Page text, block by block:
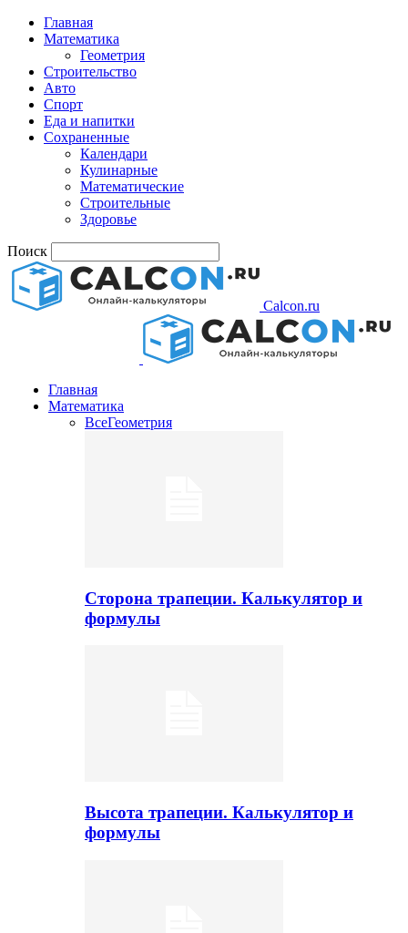
Главная
Математика
Геометрия
Строительство
Авто
Спорт
Еда и напитки
Сохраненные
Календари
Кулинарные
Математические
Строительные
Здоровье
Поиск
Calcon.ru
Главная
Математика
ВсеГеометрия
Сторона трапеции. Калькулятор и
формулы
Высота трапеции. Калькулятор и
формулы